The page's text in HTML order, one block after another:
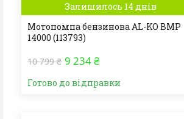
Залишилось 14 днів
Мотопомпа бензинова AL-KO BMP
14000 (113793)
10 799 ₴ 9 234 ₴
Готово до відправки